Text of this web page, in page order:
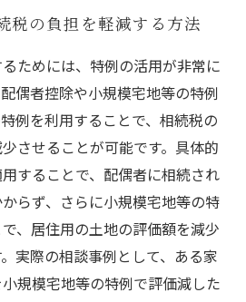
税の負担を軽減する方法
ためには、特例の活用が非常に
偶者控除や小規模宅地等の特例
例を利用することで、相続税の
させることが可能です。具体的
することで、配偶者に相続され
らず、さらに小規模宅地等の特
、居住用の土地の評価額を減少
実際の相談事例として、ある家
規模宅地等の特例で評価減した